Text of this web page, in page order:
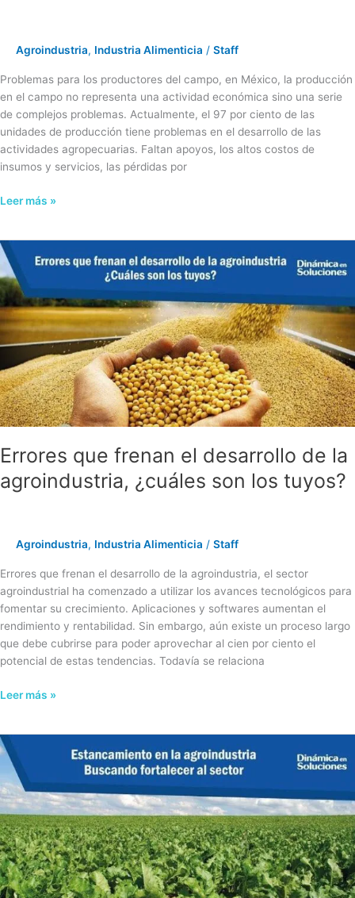
Agroindustria, Industria Alimenticia / Staff
Problemas para los productores del campo, en México, la producción
en el campo no representa una actividad económica sino una serie
de complejos problemas. Actualmente, el 97 por ciento de las
unidades de producción tiene problemas en el desarrollo de las
actividades agropecuarias. Faltan apoyos, los altos costos de
insumos y servicios, las pérdidas por
Leer más »
Errores que frenan el desarrollo de la
agroindustria, ¿cuáles son los tuyos?
Agroindustria, Industria Alimenticia / Staff
Errores que frenan el desarrollo de la agroindustria, el sector
agroindustrial ha comenzado a utilizar los avances tecnológicos para
fomentar su crecimiento. Aplicaciones y softwares aumentan el
rendimiento y rentabilidad. Sin embargo, aún existe un proceso largo
que debe cubrirse para poder aprovechar al cien por ciento el
potencial de estas tendencias. Todavía se relaciona
Errores
que
frenan
el
desarrollo
agroindustria,
¿cuáles
son
los
Leer más »
Estancamiento
en
la
agroindustria.
Buscando
fortalecer
al
sector.